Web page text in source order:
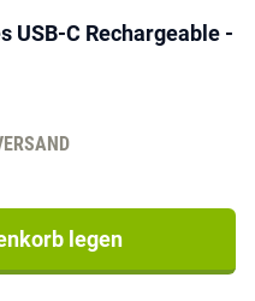
USB-C Rechargeable -
legen